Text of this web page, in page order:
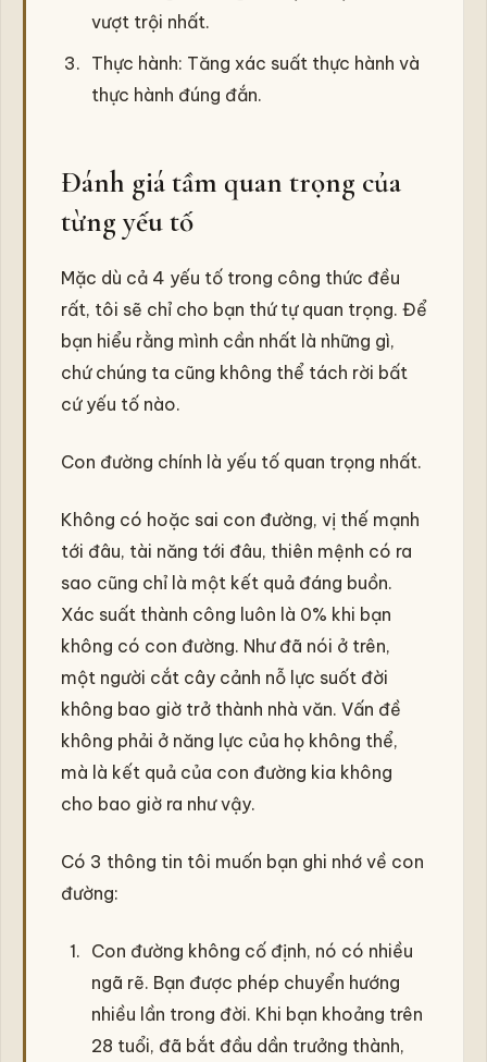
vượt trội nhất.
Thực hành: Tăng xác suất thực hành và
thực hành đúng đắn.
Đánh giá tầm quan trọng của
từng yếu tố
Mặc dù cả 4 yếu tố trong công thức đều
rất, tôi sẽ chỉ cho bạn thứ tự quan trọng. Để
bạn hiểu rằng mình cần nhất là những gì,
chứ chúng ta cũng không thể tách rời bất
cứ yếu tố nào.
Con đường chính là yếu tố quan trọng nhất.
Không có hoặc sai con đường, vị thế mạnh
tới đâu, tài năng tới đâu, thiên mệnh có ra
sao cũng chỉ là một kết quả đáng buồn.
Xác suất thành công luôn là 0% khi bạn
không có con đường. Như đã nói ở trên,
một người cắt cây cảnh nỗ lực suốt đời
không bao giờ trở thành nhà văn. Vấn đề
không phải ở năng lực của họ không thể,
mà là kết quả của con đường kia không
cho bao giờ ra như vậy.
Có 3 thông tin tôi muốn bạn ghi nhớ về con
đường:
Con đường không cố định, nó có nhiều
ngã rẽ. Bạn được phép chuyển hướng
nhiều lần trong đời. Khi bạn khoảng trên
28 tuổi, đã bắt đầu dần trưởng thành,